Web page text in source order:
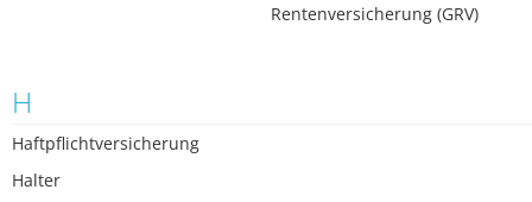
Rentenversicherung (GRV)
H
Haftpflichtversicherung
Halter